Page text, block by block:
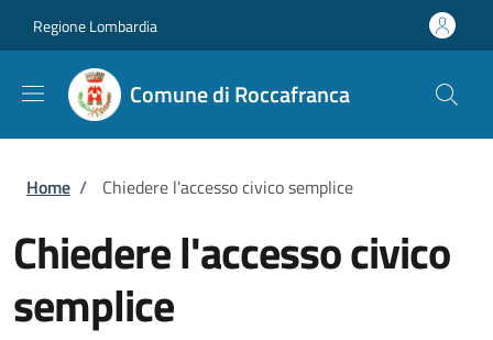
Regione Lombardia
Comune di Roccafranca
Briciole di pane
Home / Chiedere l'accesso civico semplice
Chiedere l'accesso civico
semplice